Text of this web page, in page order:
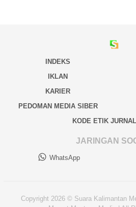
INDEKS
IKLAN
KARIER
PEDOMAN MEDIA SIBER
KODE ETIK
JARINGAN
WhatsApp
Copyright 2026 © Suara Kalimantan